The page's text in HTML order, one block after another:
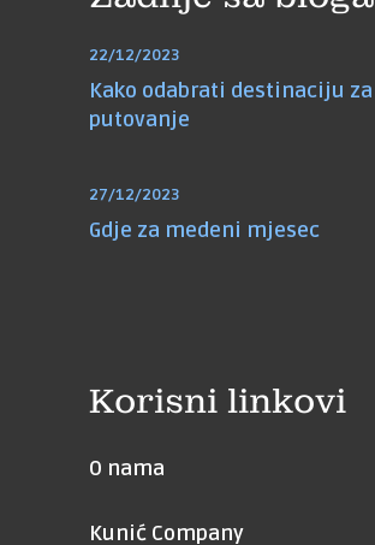
22/12/2023
Kako odabrati destinaciju za
putovanje
27/12/2023
Gdje za medeni mjesec
Korisni linkovi
O nama
Kunić Company